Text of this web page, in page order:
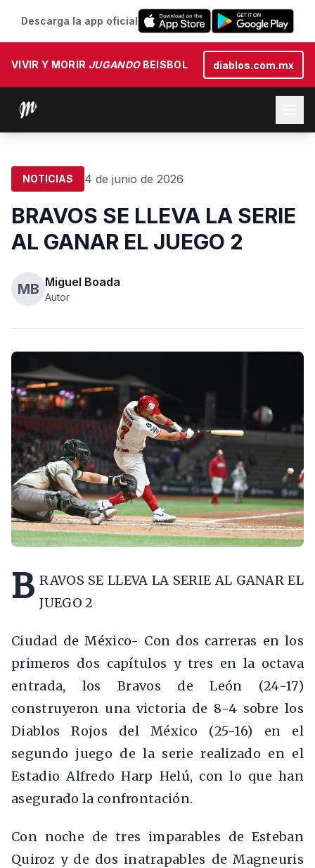
Descarga la app oficial
VIVIR Y MORIR JUGANDOBEISBOL diablos.com.mx
NOTICIAS 4 de junio de 2026
BRAVOS SE LLEVA LA SERIE
AL GANAR EL JUEGO 2
MB Miguel Boada
Autor
B RAVOS SE LLEVA LA SERIE AL GANAR EL
JUEGO 2
Ciudad de México- Con dos carreras en los
primeros dos capítulos y tres en la octava
entrada, los Bravos de León (24-17)
construyeron una victoria de 8-4 sobre los
Diablos Rojos del México (25-16) en el
segundo juego de la serie realizado en el
Estadio Alfredo Harp Helú, con lo que han
asegurado la confrontación.
Con noche de tres imparables de Esteban
Quiroz y de dos inatrapables de Magneuris